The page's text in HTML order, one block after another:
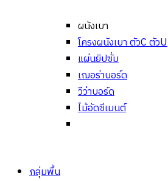
ผนังเบา
โครงผนังเบา ตัวC ตัวU
แผ่นยิปซั่ม
เฌอร่าบอร์ด
วีว่าบอร์ด
ไม้อัดซีเมนต์
กลุ่มพื้น